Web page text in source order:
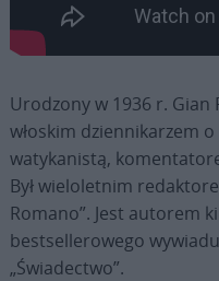
Urodzony w 1936 r.
włoskim dziennikarzem
watykanistą,
Był wieloletnim
Romano”. Jest autorem
bestsellerowego
„Świadectwo”.